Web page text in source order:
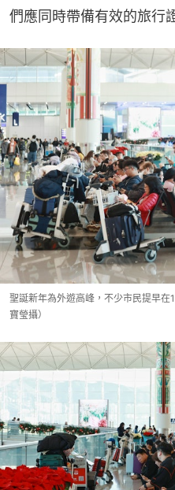
們應同時帶備有效的旅行
聖誕新年為外遊高峰，不少市民提早
寶瑩攝）